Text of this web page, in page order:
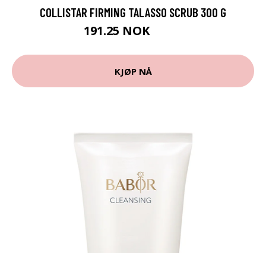
COLLISTAR FIRMING TALASSO SCRUB 300 G
191.25 NOK
KJØP NÅ